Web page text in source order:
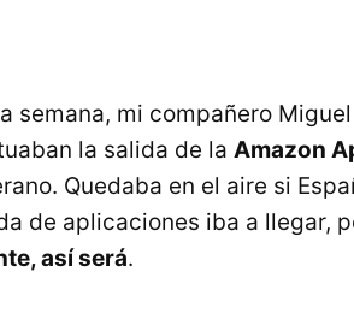
semana, mi compañero
la salida de la Amazon
Quedaba en el aire si
de aplicaciones iba a llegar,
así será.